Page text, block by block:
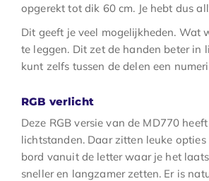
opgerekt tot dik 60 cm. Je hebt dus
Dit geeft je veel mogelijkheden. Wat
te leggen. Dit zet de handen beter in
kunt zelfs tussen de delen een
RGB verlicht
Deze RGB versie van de MD770
lichtstanden. Daar zitten leuke
bord vanuit de letter waar je het
sneller en langzamer zetten. Er is